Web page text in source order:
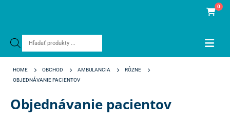
Products
0
HOME OBCHOD AMBULANCIA
RÔZNE
OBJEDNÁVANIE PACIENTOV
Objednávanie pacientov